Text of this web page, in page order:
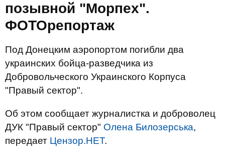
позывной "Морпех".
ФОТОрепортаж
Под Донецким аэропортом погибли два
украинских бойца-разведчика из
Добровольческого Украинского Корпуса
"Правый сектор".
Об этом сообщает журналистка и доброволец
ДУК "Правый сектор" Олена Билозерська,
передает Цензор.НЕТ.